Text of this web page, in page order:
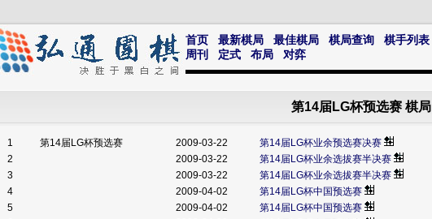
首页 最新棋局 最佳棋局 棋局查询 棋手列表
周刊
定式 布局 对弈
第14届LG杯预选赛 棋局
1 第14届LG杯预选赛 2009-03-22 第14届LG杯业余预选赛决赛
2
2009-03-22 第14届LG杯业余选拔赛半决赛
3
2009-03-22 第14届LG杯业余选拔赛半决赛
4
2009-04-02 第14届LG杯中国预选赛
5
2009-04-02 第14届LG杯中国预选赛